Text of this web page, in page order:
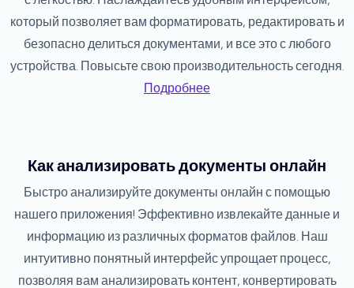
который позволяет вам форматировать, редактировать и
безопасно делиться документами, и все это с любого
устройства. Повысьте свою производительность сегодня.
Подробнее
Как анализировать документы онлайн
Быстро анализируйте документы онлайн с помощью
нашего приложения! Эффективно извлекайте данные и
информацию из различных форматов файлов. Наш
интуитивно понятный интерфейс упрощает процесс,
позволяя вам анализировать контент, конвертировать